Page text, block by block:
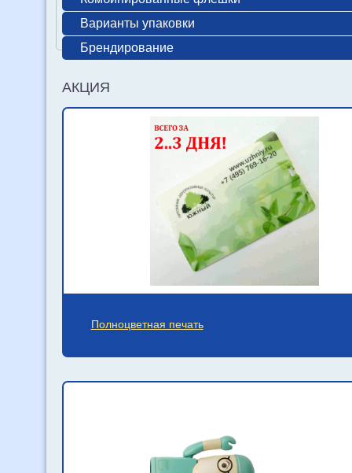
Варианты упаковки
Брендирование
АКЦИЯ
Полноцветная печать